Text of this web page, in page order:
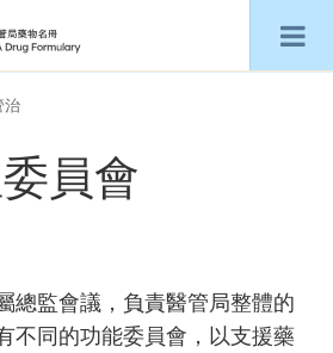
治
員會
總監會議，負責醫管局整體的
不同的功能委員會，以支援藥